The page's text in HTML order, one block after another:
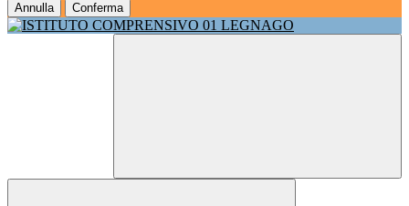
Annulla Conferma